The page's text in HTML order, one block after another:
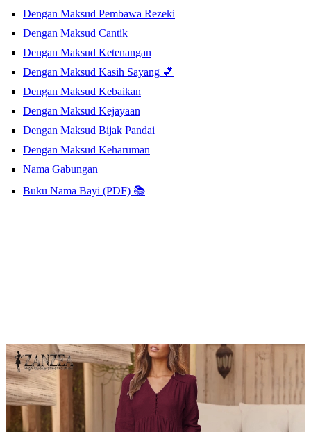
Dengan Maksud Pembawa Rezeki
Dengan Maksud Cantik
Dengan Maksud Ketenangan
Dengan Maksud Kasih Sayang 💕
Dengan Maksud Kebaikan
Dengan Maksud Kejayaan
Dengan Maksud Bijak Pandai
Dengan Maksud Keharuman
Nama Gabungan
Buku Nama Bayi (PDF) 📚